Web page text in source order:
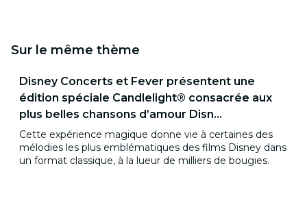
Sur le même thème
Disney Concerts et Fever présentent une
édition spéciale Candlelight® consacrée aux
plus belles chansons d’amour Disn...
Cette expérience magique donne vie à certaines des
mélodies les plus emblématiques des films Disney dans
un format classique, à la lueur de milliers de bougies.